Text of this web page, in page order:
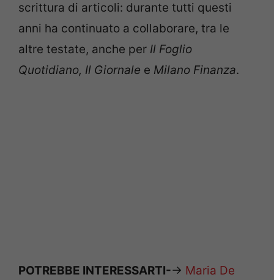
scrittura di articoli: durante tutti questi
anni ha continuato a collaborare, tra le
altre testate, anche per Il Foglio
Quotidiano, Il Giornale e Milano Finanza.
POTREBBE INTERESSARTI--> Maria De